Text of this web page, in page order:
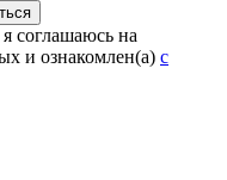
соглашаюсь на
и ознакомлен(а) с